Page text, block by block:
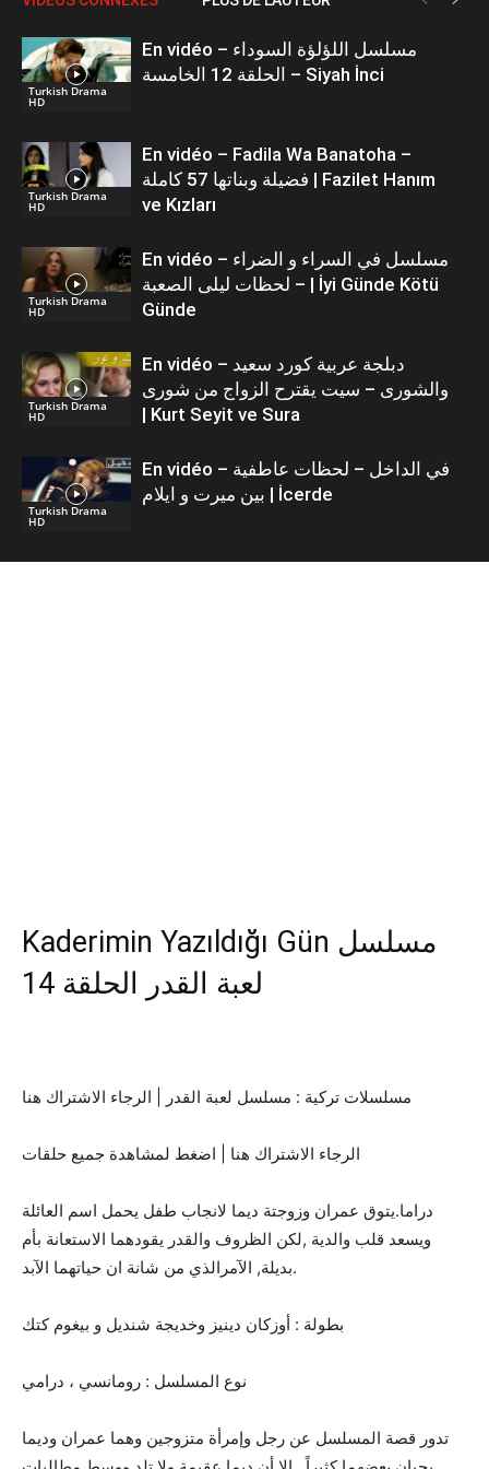
Turkish Drama
HD
En vidéo – مسلسل اللؤلؤة السوداء
الحلقة 12 الخامسة – Siyah İnci
Turkish Drama
HD
En vidéo – Fadila Wa Banatoha –
فضيلة وبناتها 57 كاملة | Fazilet Hanım
ve Kızları
Turkish Drama
HD
En vidéo – مسلسل في السراء و الضراء
– لحظات ليلى الصعبة | İyi Günde Kötü
Günde
Turkish Drama
HD
En vidéo – دبلجة عربية كورد سعيد
والشورى – سيت يقترح الزواج من شورى
| Kurt Seyit ve Sura
Turkish Drama
HD
En vidéo – في الداخل – لحظات عاطفية
بين ميرت و ايلام | İcerde
Kaderimin Yazıldığı Gün مسلسل
لعبة القدر الحلقة 14
مسلسلات تركية : مسلسل لعبة القدر | الرجاء الاشتراك هنا
الرجاء الاشتراك هنا | اضغط لمشاهدة جميع حلقات
دراما.يتوق عمران وزوجتة ديما لانجاب طفل يحمل اسم العائلة
ويسعد قلب والدية ,لكن الظروف والقدر يقودهما الاستعانة بأم
بديلة, الآمرالذي من شانة ان حياتهما الآبد.
بطولة : أوزكان دينيز وخديجة شنديل و بيغوم كتك
نوع المسلسل : رومانسي ، درامي
تدور قصة المسلسل عن رجل وإمرأة متزوجين وهما عمران وديما